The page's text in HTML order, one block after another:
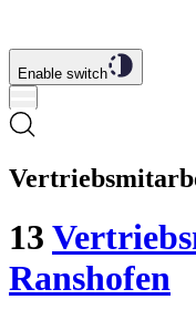
Enable switch
13
Ranshofen